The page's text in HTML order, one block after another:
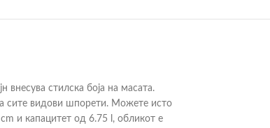
стилска боја на масата.
сите видови шпорети. Можете исто
и капацитет од 6.75 l, обликот е